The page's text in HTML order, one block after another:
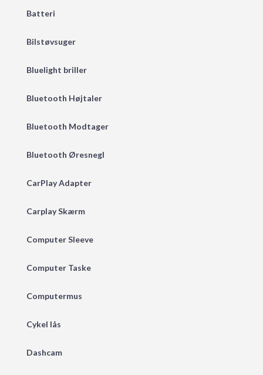
Batteri
Bilstøvsuger
Bluelight briller
Bluetooth Højtaler
Bluetooth Modtager
Bluetooth Øresnegl
CarPlay Adapter
Carplay Skærm
Computer Sleeve
Computer Taske
Computermus
Cykel lås
Dashcam